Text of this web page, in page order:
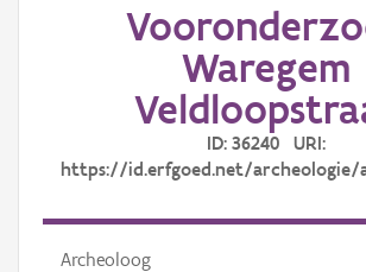
Waregem
ID: 36240 URI:
https://id.erfgoed.net/archeologie/
Archeoloog